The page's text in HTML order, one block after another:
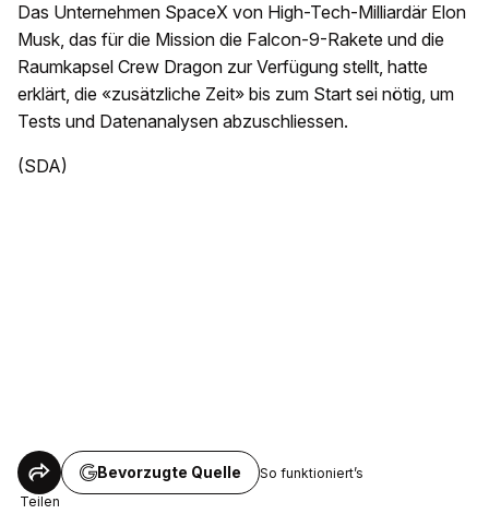
Das Unternehmen SpaceX von High-Tech-Milliardär Elon
Musk, das für die Mission die Falcon-9-Rakete und die
Raumkapsel Crew Dragon zur Verfügung stellt, hatte
erklärt, die «zusätzliche Zeit» bis zum Start sei nötig, um
Tests und Datenanalysen abzuschliessen.
(SDA)
Teilen
Bevorzugte Quelle So funktioniert’s